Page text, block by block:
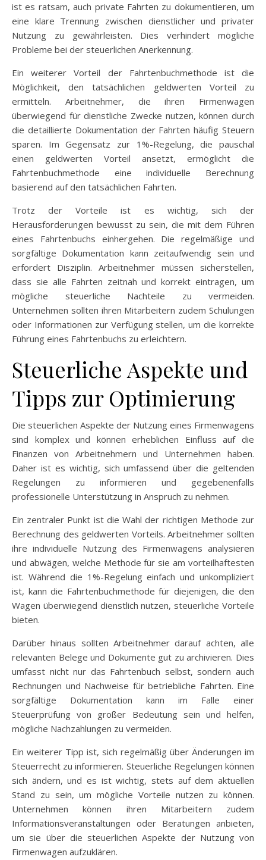
ist es ratsam, auch private Fahrten zu dokumentieren, um
eine klare Trennung zwischen dienstlicher und privater
Nutzung zu gewährleisten. Dies verhindert mögliche
Probleme bei der steuerlichen Anerkennung.
Ein weiterer Vorteil der Fahrtenbuchmethode ist die
Möglichkeit, den tatsächlichen geldwerten Vorteil zu
ermitteln. Arbeitnehmer, die ihren Firmenwagen
überwiegend für dienstliche Zwecke nutzen, können durch
die detaillierte Dokumentation der Fahrten häufig Steuern
sparen. Im Gegensatz zur 1%-Regelung, die pauschal
einen geldwerten Vorteil ansetzt, ermöglicht die
Fahrtenbuchmethode eine individuelle Berechnung
basierend auf den tatsächlichen Fahrten.
Trotz der Vorteile ist es wichtig, sich der
Herausforderungen bewusst zu sein, die mit dem Führen
eines Fahrtenbuchs einhergehen. Die regelmäßige und
sorgfältige Dokumentation kann zeitaufwendig sein und
erfordert Disziplin. Arbeitnehmer müssen sicherstellen,
dass sie alle Fahrten zeitnah und korrekt eintragen, um
mögliche steuerliche Nachteile zu vermeiden.
Unternehmen sollten ihren Mitarbeitern zudem Schulungen
oder Informationen zur Verfügung stellen, um die korrekte
Führung eines Fahrtenbuchs zu erleichtern.
Steuerliche Aspekte und
Tipps zur Optimierung
Die steuerlichen Aspekte der Nutzung eines Firmenwagens
sind komplex und können erheblichen Einfluss auf die
Finanzen von Arbeitnehmern und Unternehmen haben.
Daher ist es wichtig, sich umfassend über die geltenden
Regelungen zu informieren und gegebenenfalls
professionelle Unterstützung in Anspruch zu nehmen.
Ein zentraler Punkt ist die Wahl der richtigen Methode zur
Berechnung des geldwerten Vorteils. Arbeitnehmer sollten
ihre individuelle Nutzung des Firmenwagens analysieren
und abwägen, welche Methode für sie am vorteilhaftesten
ist. Während die 1%-Regelung einfach und unkompliziert
ist, kann die Fahrtenbuchmethode für diejenigen, die den
Wagen überwiegend dienstlich nutzen, steuerliche Vorteile
bieten.
Darüber hinaus sollten Arbeitnehmer darauf achten, alle
relevanten Belege und Dokumente gut zu archivieren. Dies
umfasst nicht nur das Fahrtenbuch selbst, sondern auch
Rechnungen und Nachweise für betriebliche Fahrten. Eine
sorgfältige Dokumentation kann im Falle einer
Steuerprüfung von großer Bedeutung sein und helfen,
mögliche Nachzahlungen zu vermeiden.
Ein weiterer Tipp ist, sich regelmäßig über Änderungen im
Steuerrecht zu informieren. Steuerliche Regelungen können
sich ändern, und es ist wichtig, stets auf dem aktuellen
Stand zu sein, um mögliche Vorteile nutzen zu können.
Unternehmen können ihren Mitarbeitern zudem
Informationsveranstaltungen oder Beratungen anbieten,
um sie über die steuerlichen Aspekte der Nutzung von
Firmenwagen aufzuklären.